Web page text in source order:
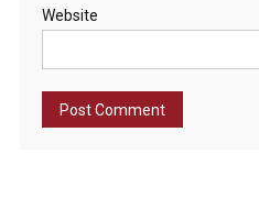
Website